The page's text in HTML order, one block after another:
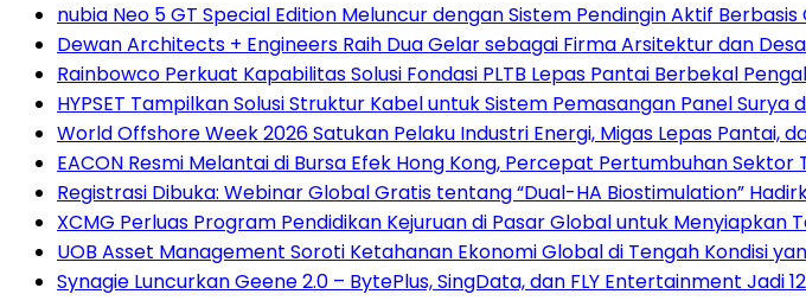
nubia Neo 5 GT Special Edition Meluncur dengan Sistem Pendingin Aktif
Dewan Architects + Engineers Raih Dua Gelar sebagai Firma Arsitektur dan
Rainbowco Perkuat Kapabilitas Solusi Fondasi PLTB Lepas Pantai Berbekal
HYPSET Tampilkan Solusi Struktur Kabel untuk Sistem Pemasangan Panel
World Offshore Week 2026 Satukan Pelaku Industri Energi, Migas Lepas Pantai,
EACON Resmi Melantai di Bursa Efek Hong Kong, Percepat Pertumbuhan
Registrasi Dibuka: Webinar Global Gratis tentang “Dual-HA Biostimulation”
XCMG Perluas Program Pendidikan Kejuruan di Pasar Global untuk
UOB Asset Management Soroti Ketahanan Ekonomi Global di Tengah Kondisi
Synagie Luncurkan Geene 2.0 – BytePlus, SingData, dan FLY Entertainment Jadi